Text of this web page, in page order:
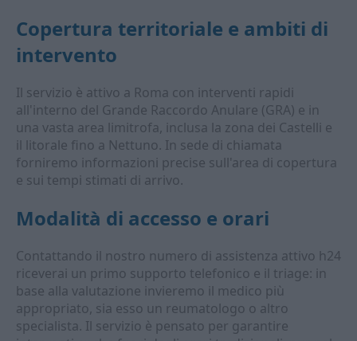
Copertura territoriale e ambiti di
intervento
Il servizio è attivo a Roma con interventi rapidi
all'interno del Grande Raccordo Anulare (GRA) e in
una vasta area limitrofa, inclusa la zona dei Castelli e
il litorale fino a Nettuno. In sede di chiamata
forniremo informazioni precise sull'area di copertura
e sui tempi stimati di arrivo.
Modalità di accesso e orari
Contattando il nostro numero di assistenza attivo h24
riceverai un primo supporto telefonico e il triage: in
base alla valutazione invieremo il medico più
appropriato, sia esso un reumatologo o altro
specialista. Il servizio è pensato per garantire